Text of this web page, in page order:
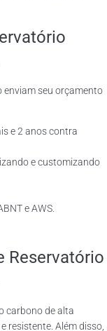
enviam seu orçamento
e 2 anos contra
e customizando
e AWS.
Reservatório
carbono de alta
resistente. Além disso,